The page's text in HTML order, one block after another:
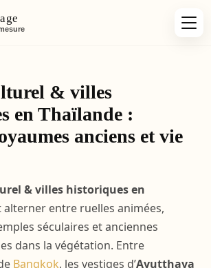
& villes
en Thaïlande :
anciens et vie
& villes historiques en
alterner entre ruelles animées,
séculaires et anciennes
dans la végétation. Entre
Bangkok, les vestiges d’Ayutthaya